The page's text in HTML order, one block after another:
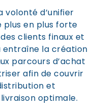
volonté d’unifier
plus en plus forte
clients finaux et
entraîne la création
parcours d’achat
afin de couvrir
et
optimale.